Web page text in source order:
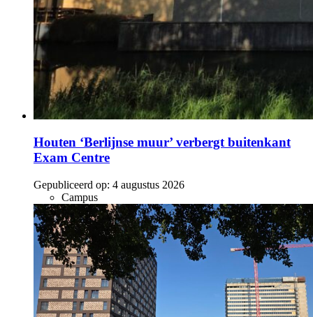
Houten ‘Berlijnse muur’ verbergt buitenkant
Exam Centre
Gepubliceerd op: 4 augustus 2026
Campus